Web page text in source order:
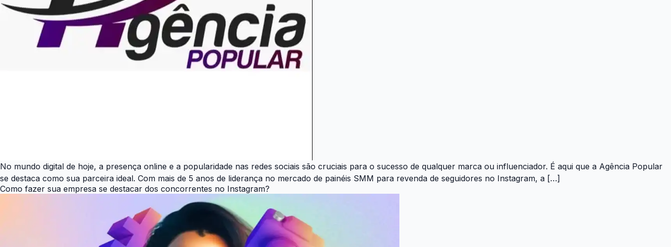
No mundo digital de hoje, a presença online e a popularidade nas redes sociais são cruciais para o sucesso de qualquer marca ou influenciador. É aqui que a Agência Popular
se destaca como sua parceira ideal. Com mais de 5 anos de liderança no mercado de painéis SMM para revenda de seguidores no Instagram, a […]
Como fazer sua empresa se destacar dos concorrentes no Instagram?